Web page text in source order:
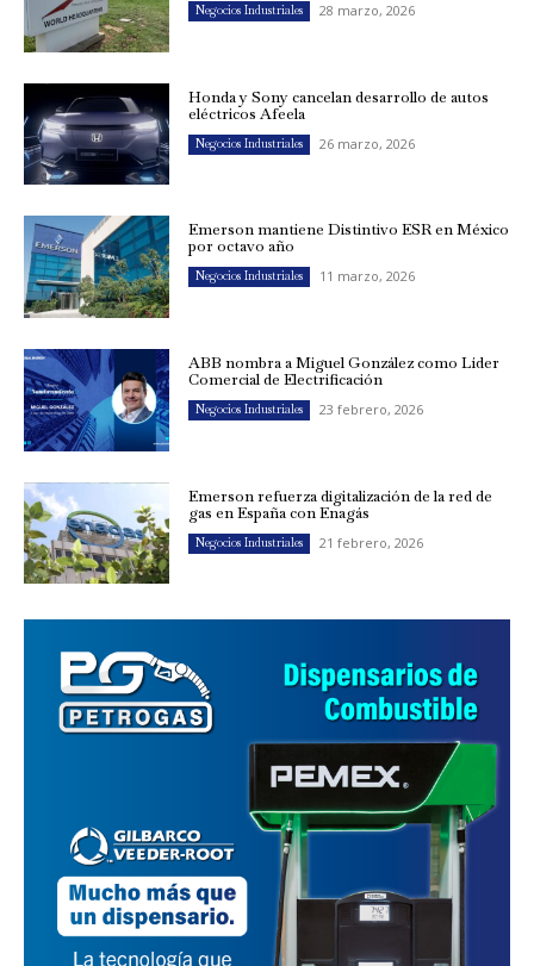
Negocios Industriales 28 marzo, 2026
Honda y Sony cancelan desarrollo de autos
eléctricos Afeela
Negocios Industriales 26 marzo, 2026
Emerson mantiene Distintivo ESR en México
por octavo año
Negocios Industriales 11 marzo, 2026
ABB nombra a Miguel González como Líder
Comercial de Electrificación
Negocios Industriales 23 febrero, 2026
Emerson refuerza digitalización de la red de
gas en España con Enagás
Negocios Industriales 21 febrero, 2026